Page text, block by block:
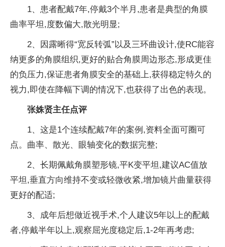
1、患者配戴7年,停戴3个半月,患者是典型的角膜
曲率平坦,度数偏大,散光明显;
2、因露晰得“宽反转弧”以及三环曲设计,使RC能容
纳更多的角膜组织,更好的贴合角膜周边形态,形成更佳
的负压力,保证患者角膜安全的基础上,获得稳定特久的
视力,即使在降幅下调的情况下,也获得了出色的表现。
张姝贤主任点评
1、这是1个连续配戴7年的案例,资料全面可圈可
点。曲率、散光、眼轴变化的数据完整;
2、长期佩戴角膜塑形镜,平K变平坦,建议AC值放
平坦,垂直方向维持不变或轻微收紧,增加镜片曲量获得
更好的配适;
3、成年后想做近视手术,个人建议5年以上的配戴
者,停戴半年以上,观察屈光度稳定后,1-2年再考虑;